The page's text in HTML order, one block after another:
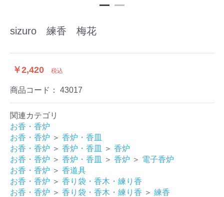
sizuro 練香 梅花
￥2,420 税込
商品コード： 43017
関連カテゴリ
お香・香炉
お香・香炉 ＞ 香炉・香皿
お香・香炉 ＞ 香炉・香皿 ＞ 香炉
お香・香炉 ＞ 香炉・香皿 ＞ 香炉 ＞ 電子香炉
お香・香炉 ＞ 香道具
お香・香炉 ＞ 香り袋・香木・練り香
お香・香炉 ＞ 香り袋・香木・練り香 ＞ 練香